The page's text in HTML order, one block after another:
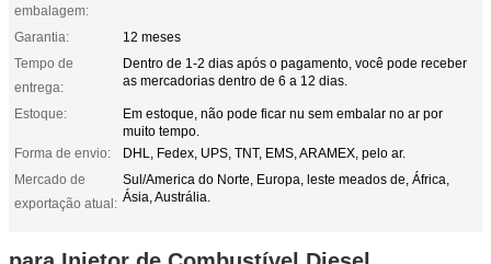
embalagem:
Garantia:
12 meses
Tempo de
entrega:
Dentro de 1-2 dias após o pagamento, você pode receber
as mercadorias dentro de 6 a 12 dias.
Estoque:
Em estoque, não pode ficar nu sem embalar no ar por
muito tempo.
Forma de envio:
DHL, Fedex, UPS, TNT, EMS, ARAMEX, pelo ar.
Mercado de
exportação atual:
Sul/America do Norte, Europa, leste meados de, África,
Ásia, Austrália.